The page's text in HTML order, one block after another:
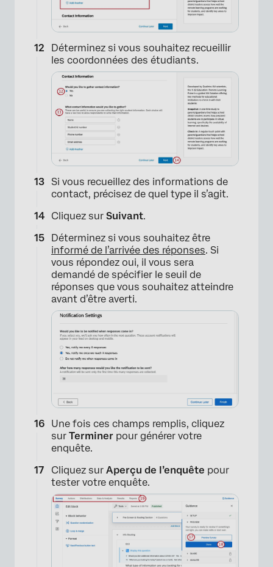
Déterminez si vous souhaitez recueillir
les coordonnées des étudiants.
Si vous recueillez des informations de
contact, précisez de quel type il s’agit.
Cliquez sur Suivant.
Déterminez si vous souhaitez être
informé de l’arrivée des réponses. Si
vous répondez oui, il vous sera
demandé de spécifier le seuil de
réponses que vous souhaitez atteindre
avant d’être averti.
Une fois ces champs remplis, cliquez
sur Terminer pour générer votre
enquête.
Cliquez sur Aperçu de l’enquête pour
tester votre enquête.